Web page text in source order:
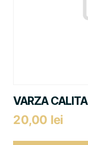
VARZA CALITA
20,00 lei